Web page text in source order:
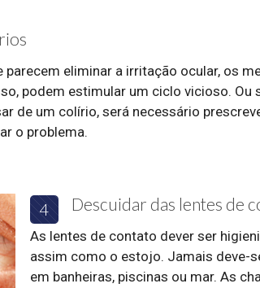
eliminar a irritação ocular, os
podem estimular um ciclo vicioso. Ou
de um colírio, será necessário
o problema.
4 Descuidar das lentes de
As lentes de contato dever ser
assim como o estojo. Jamais deve-
em banheiras, piscinas ou mar. As